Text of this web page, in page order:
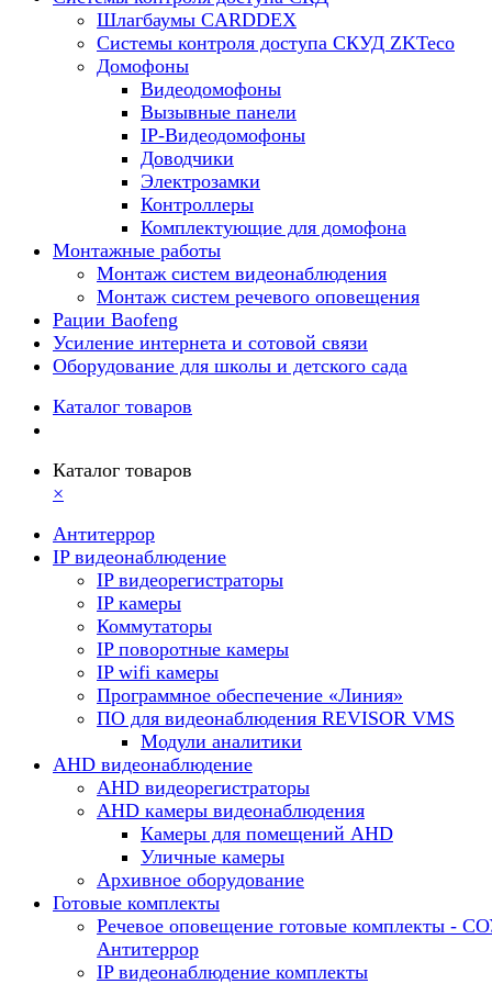
Шлагбаумы CARDDEX
Системы контроля доступа СКУД ZKTeco
Домофоны
Видеодомофоны
Вызывные панели
IP-Видеодомофоны
Доводчики
Электрозамки
Контроллеры
Комплектующие для домофона
Монтажные работы
Монтаж систем видеонаблюдения
Монтаж систем речевого оповещения
Рации Baofeng
Усиление интернета и сотовой связи
Оборудование для школы и детского сада
Каталог товаров
Каталог товаров
×
Антитеррор
IP видеонаблюдение
IP видеорегистраторы
IP камеры
Коммутаторы
IP поворотные камеры
IP wifi камеры
Программное обеспечение «Линия»
ПО для видеонаблюдения REVISOR VMS
Модули аналитики
AHD видеонаблюдение
AHD видеорегистраторы
AHD камеры видеонаблюдения
Камеры для помещений AHD
Уличные камеры
Архивное оборудование
Готовые комплекты
Речевое оповещение готовые комплекты -
Антитеррор
IP видеонаблюдение комплекты